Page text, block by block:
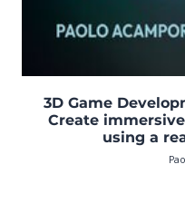
3D Game
Create
using a